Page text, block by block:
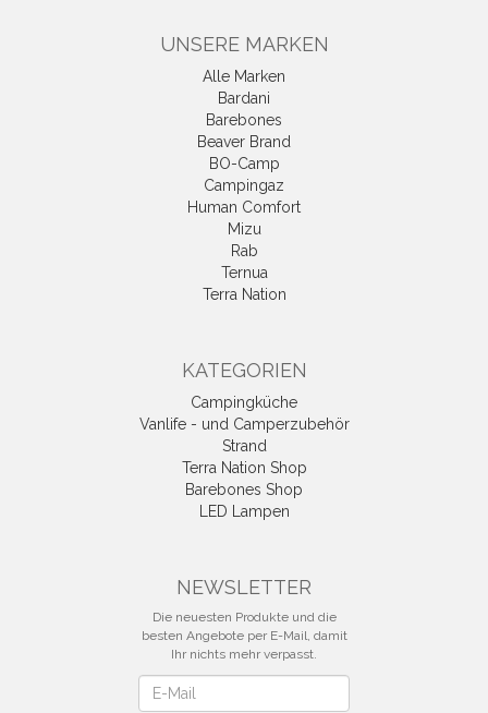
UNSERE MARKEN
Alle Marken
Bardani
Barebones
Beaver Brand
BO-Camp
Campingaz
Human Comfort
Mizu
Rab
Ternua
Terra Nation
KATEGORIEN
Campingküche
Vanlife - und Camperzubehör
Strand
Terra Nation Shop
Barebones Shop
LED Lampen
NEWSLETTER
Die neuesten Produkte und die
besten Angebote per E-Mail, damit
Ihr nichts mehr verpasst.